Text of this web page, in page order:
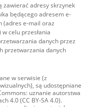
zawierać adresy skrzynek
będącego adresem e-
(adres e-mail oraz
celu przesłania
danych przez
przetwarzania danych
w serwisie (z
są udostępniane
uznanie autorstwa
4.0 (CC BY-SA 4.0).